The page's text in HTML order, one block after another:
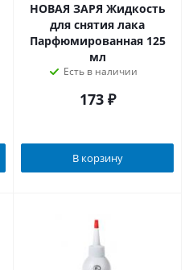
НОВАЯ ЗАРЯ Жидкость
для снятия лака
Парфюмированная 125
мл
Есть в наличии
173₽
В корзину